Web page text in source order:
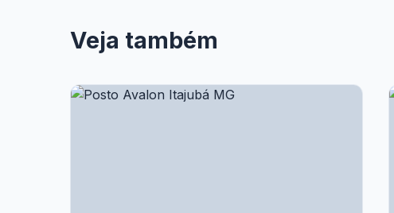
Veja também